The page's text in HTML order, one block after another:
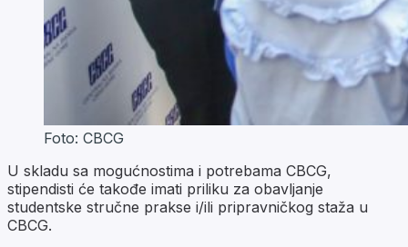
Foto: CBCG
U skladu sa mogućnostima i potrebama CBCG,
stipendisti će takođe imati priliku za obavljanje
studentske stručne prakse i/ili pripravničkog staža u
CBCG.